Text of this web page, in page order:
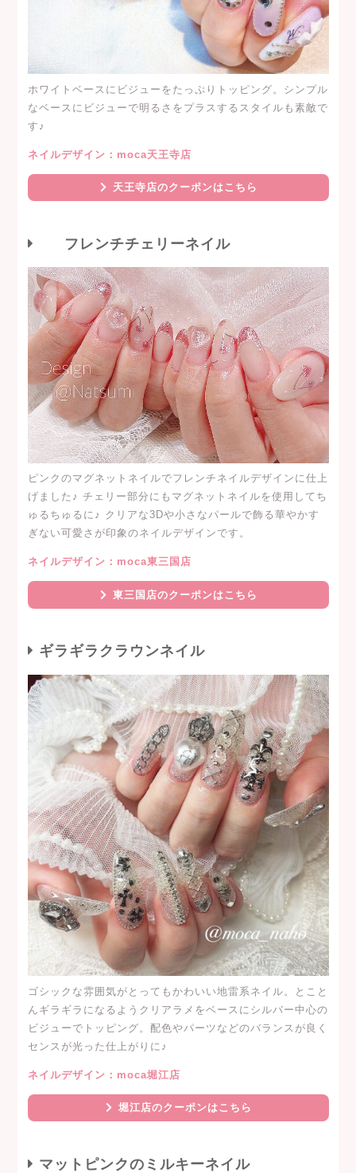
ホワイトベースにビジューをたっぷりトッピング。シンプル
なベースにビジューで明るさをプラスするスタイルも素敵で
す♪
ネイルデザイン：moca天王寺店
天王寺店のクーポンはこちら
フレンチチェリーネイル
ピンクのマグネットネイルでフレンチネイルデザインに仕上
げました♪ チェリー部分にもマグネットネイルを使用してち
ゅるちゅるに♪ クリアな3Dや小さなパールで飾る華やかす
ぎない可愛さが印象のネイルデザインです。
ネイルデザイン：moca東三国店
東三国店のクーポンはこちら
ギラギラクラウンネイル
ゴシックな雰囲気がとってもかわいい地雷系ネイル。とこと
んギラギラになるようクリアラメをベースにシルバー中心の
ビジューでトッピング。配色やパーツなどのバランスが良く
センスが光った仕上がりに♪
ネイルデザイン：moca堀江店
堀江店のクーポンはこちら
マットピンクのミルキーネイル